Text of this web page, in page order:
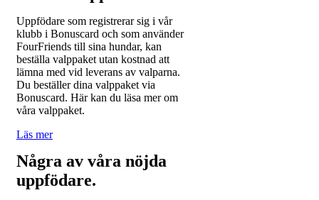
Uppfödare som registrerar sig i vår
klubb i Bonuscard och som använder
FourFriends till sina hundar, kan
beställa valppaket utan kostnad att
lämna med vid leverans av valparna.
Du beställer dina valppaket via
Bonuscard. Här kan du läsa mer om
våra valppaket.
Läs mer
Några av våra nöjda
uppfödare.